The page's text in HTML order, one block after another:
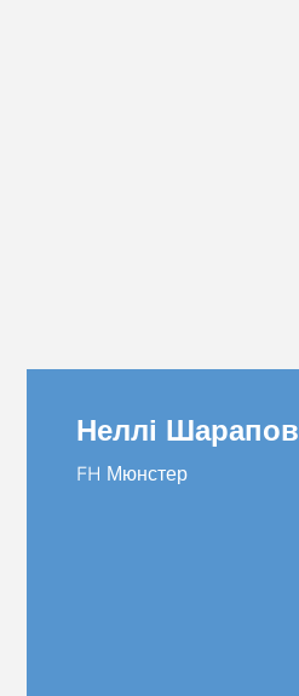
Неллі Шарапов
FH Мюнстер